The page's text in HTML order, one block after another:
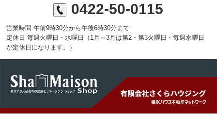
0422-50-0115
営業時間 午前9時30分から午後6時30分まで
定休日 毎週火曜日・水曜日（1月～3月は第2・第3火曜日・毎週水曜日
が定休日になります。）